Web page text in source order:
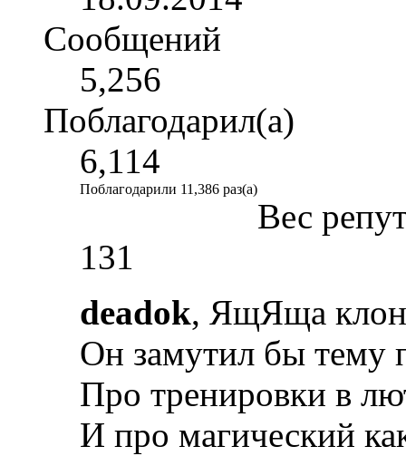
Сообщений
5,256
Поблагодарил(а)
6,114
Поблагодарили 11,386 раз(а)
Вес
131
deadok, ЯщЯща клон
Он замутил бы тему
Про тренировки в
И про магический